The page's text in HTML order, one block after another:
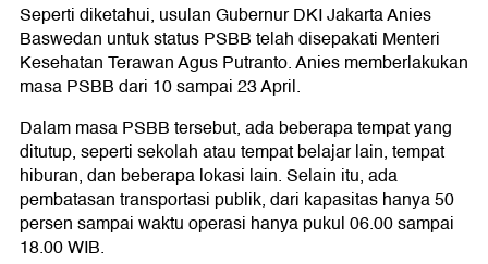
Seperti diketahui, usulan Gubernur DKI Jakarta Anies
Baswedan untuk status PSBB telah disepakati Menteri
Kesehatan Terawan Agus Putranto. Anies memberlakukan
masa PSBB dari 10 sampai 23 April.
Dalam masa PSBB tersebut, ada beberapa tempat yang
ditutup, seperti sekolah atau tempat belajar lain, tempat
hiburan, dan beberapa lokasi lain. Selain itu, ada
pembatasan transportasi publik, dari kapasitas hanya 50
persen sampai waktu operasi hanya pukul 06.00 sampai
18.00 WIB.